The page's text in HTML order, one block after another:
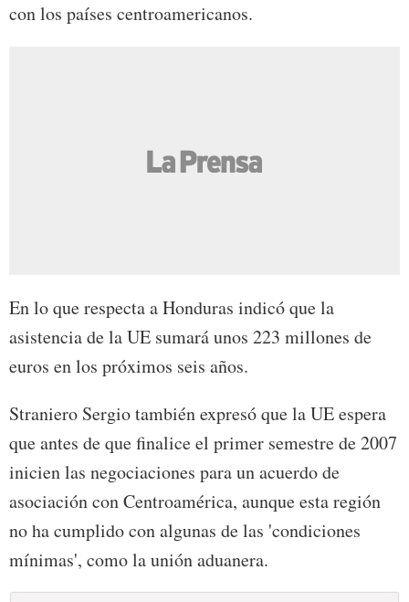
con los países centroamericanos.
En lo que respecta a Honduras indicó que la
asistencia de la UE sumará unos 223 millones de
euros en los próximos seis años.
Straniero Sergio también expresó que la UE espera
que antes de que finalice el primer semestre de 2007
inicien las negociaciones para un acuerdo de
asociación con Centroamérica, aunque esta región
no ha cumplido con algunas de las 'condiciones
mínimas', como la unión aduanera.